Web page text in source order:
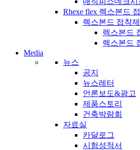
Rhexe flex 렉스본드
렉스본드 접착제
렉스본드
렉스본드
Media
뉴스
공지
뉴스레터
언론보도&광고
제품스토리
건축박람회
자료실
카달로그
시험성적서